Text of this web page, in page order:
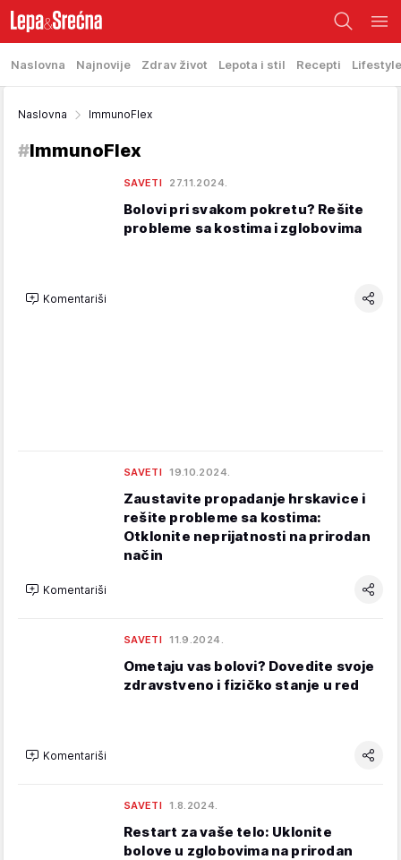
Naslovna Najnovije Zdrav život Lepota i stil Recepti Lifestyle
Naslovna ImmunoFlex
#ImmunoFlex
SAVETI 27.11.2024.
Bolovi pri svakom pokretu? Rešite
probleme sa kostima i zglobovima
Komentariši
SAVETI 19.10.2024.
Zaustavite propadanje hrskavice i
rešite probleme sa kostima:
Otklonite neprijatnosti na prirodan
način
Komentariši
SAVETI 11.9.2024.
Ometaju vas bolovi? Dovedite svoje
zdravstveno i fizičko stanje u red
Komentariši
SAVETI 1.8.2024.
Restart za vaše telo: Uklonite
bolove u zglobovima na prirodan